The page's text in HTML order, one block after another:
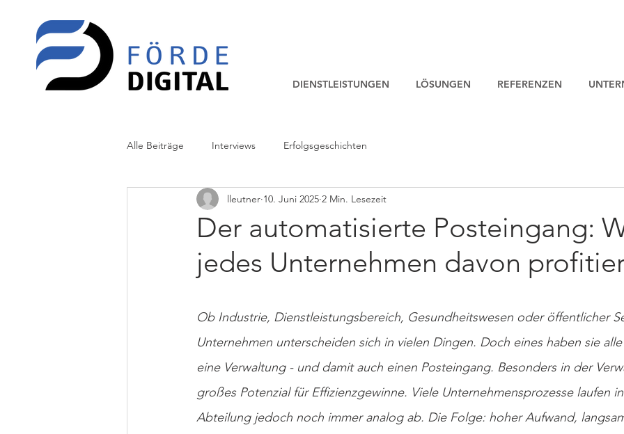
DIENSTLEISTUNGEN LÖSUNGEN REFERENZEN
Alle Beiträge Interviews Erfolgsgeschichten
Der automatisierte Posteingang:
jedes Unternehmen davon
lleutner 10. Juni 2025 2 Min. Lesezeit
Ob Industrie, Dienstleistungsbereich, Gesundheitswesen oder öffentlicher
Unternehmen unterscheiden sich in vielen Dingen. Doch eines haben sie
eine Verwaltung - und damit auch einen Posteingang. Besonders in der
großes Potenzial für Effizienzgewinne. Viele Unternehmensprozesse laufen
Abteilung jedoch noch immer analog ab. Die Folge: hoher Aufwand,